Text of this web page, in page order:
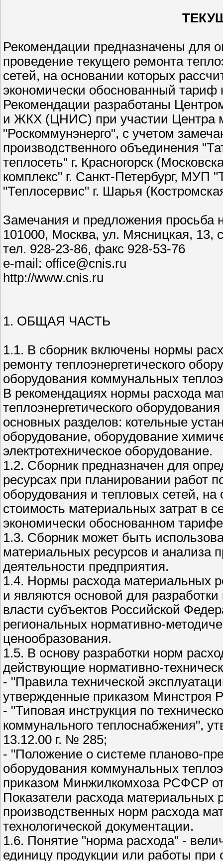
Рекомендации предназначены для
проведение текущего ремонта
сетей, на основании которых
экономически обоснованный тариф
Рекомендации разработаны
и ЖКХ (ЦНИС) при участии Центра
"Роскоммунэнерго", с учетом
производственного объединения
теплосеть" г. Красногорск
комплекс" г. Санкт-Петербург, МУП
"Теплосервис" г. Шарья
Замечания и предложения просьба
101000, Москва, ул. Мясницкая, 13,
тел. 928-23-86, факс 928-53-76
e-mail: office@cnis.ru
http://www.cnis.ru
1. ОБЩАЯ ЧАСТЬ
1.1. В сборник включены нормы
ремонту теплоэнергетического
оборудования коммунальных
В рекомендациях нормы расхода
теплоэнергетического
основных разделов: котельные
оборудование, оборудование
электротехническое оборудование.
1.2. Сборник предназначен для
ресурсах при планировании работ
оборудования и тепловых сетей,
стоимость материальных затрат в
экономически обоснованном
1.3. Сборник может быть
материальных ресурсов и анализа
деятельности предприятия.
1.4. Нормы расхода материальных
и являются основой для
власти субъектов Российской
региональных нормативно-
ценообразования.
1.5. В основу разработки норм
действующие нормативно-
- "Правила технической
утвержденные приказом Минстроя
- "Типовая инструкция по
коммунального теплоснабжения",
13.12.00 г. № 285;
- "Положение о системе планово-
оборудования коммунальных
приказом Минжилкомхоза РСФСР от
Показатели расхода материальных
производственных норм расхода
технологической документации.
1.6. Понятие "норма расхода" -
единицу продукции или работы при